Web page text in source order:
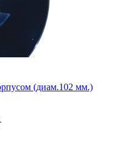
(диам.102 мм.)